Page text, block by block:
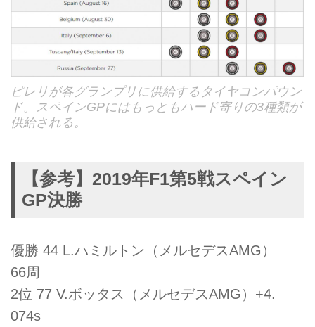
ピレリが各グランプリに供給するタイヤコンパウン
ド。スペインGPにはもっともハード寄りの3種類が
供給される。
【参考】2019年F1第5戦スペイン
GP決勝
優勝 44 L.ハミルトン（メルセデスAMG）
66周
2位 77 V.ボッタス（メルセデスAMG）+4.
074s